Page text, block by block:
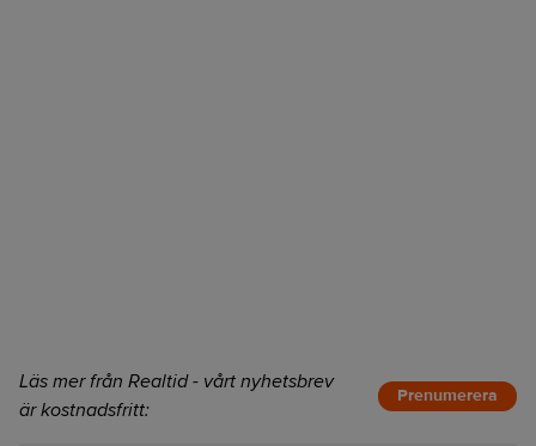
Läs mer från Realtid - vårt nyhetsbrev
är kostnadsfritt:
Prenumerera